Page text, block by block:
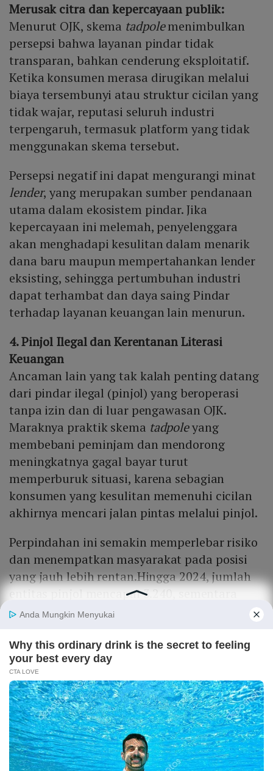
Merusak citra dan kepercayaan publik:
Menurut OJK, skema tadpolemenimbulkan
persepsi bahwa layanan pindar tidak
transparan, bahkan cenderung eksploitatif.
Ketika konsumen merasa dirugikan melalui
biaya tersembunyi atau struktur cicilan yang
tidak wajar, reputasi seluruh industri
terpengaruh, termasuk platform yang tidak
menggunakan skema tersebut.
Persepsi negatif ini dapat mengurangi minat
lender, yang merupakan sumber pendanaan
utama dalam ekosistem pindar. Jika
kepercayaan ini melemah, penyelenggara
akan menghadapi kesulitan dalam menarik
dana baru maupun mempertahankan lender
eksisting, sehingga pertumbuhan industri
dapat terhambat dan daya saing Pindar
terhadap layanan keuangan lain menurun.
4. Pinjol Ilegal dan Kerentanan Literasi
Keuangan
Ancaman lain yang tak kalah penting datang
dari pindar ilegal (pinjol) yang beroperasi
tanpa izin dan di luar pengawasan OJK.
Maraknya praktik skema tadpoleyang
membebani peminjam dan mendorong
meningkatnya gagal bayar turut
memperburuk situasi, karena sebagian
konsumen yang kesulitan memenuhi cicilan
akhirnya mencari jalan pintas melalui pinjol.
Perpindahan ini semakin memperlebar risiko
dan menempatkan masyarakat pada posisi
yang jauh lebih rentan.Hingga 2024, jumlah
entitas pinjol mencapai 3.240, sementara
penyelenggara pindar legal yang terdaftar di
menjadi 96 entitas pada akhir 2025.
Pada periode Januari sampai dengan 31
Oktober 2025, OJK telah menemukan dan
menghentikan 1.556 entitas pinjol di
sejumlah situs dan aplikasi yang berpotensi
merugikan masyarakat.